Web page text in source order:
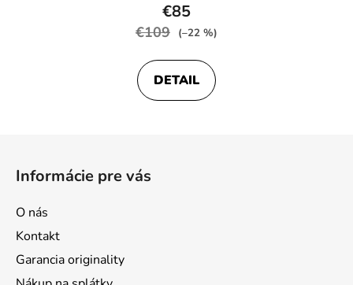
€85
€109 (–22 %)
DETAIL
Informácie pre vás
O nás
Kontakt
Garancia originality